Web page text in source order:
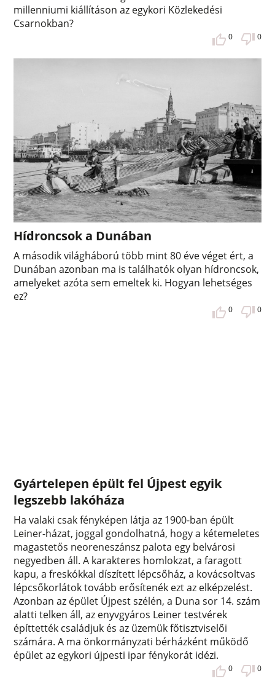
millenniumi kiállításon az egykori Közlekedési
Csarnokban?
0 0
Hídroncsok a Dunában
A második világháború több mint 80 éve véget ért, a
Dunában azonban ma is találhatók olyan hídroncsok,
amelyeket azóta sem emeltek ki. Hogyan lehetséges
ez?
0 0
Gyártelepen épült fel Újpest egyik
legszebb lakóháza
Ha valaki csak fényképen látja az 1900-ban épült
Leiner-házat, joggal gondolhatná, hogy a kétemeletes
magastetős neoreneszánsz palota egy belvárosi
negyedben áll. A karakteres homlokzat, a faragott
kapu, a freskókkal díszített lépcsőház, a kovácsoltvas
lépcsőkorlátok tovább erősítenék ezt az elképzelést.
Azonban az épület Újpest szélén, a Duna sor 14. szám
alatti telken áll, az enyvgyáros Leiner testvérek
építtették családjuk és az üzemük főtisztviselői
számára. A ma önkormányzati bérházként működő
épület az egykori újpesti ipar fénykorát idézi.
0 0